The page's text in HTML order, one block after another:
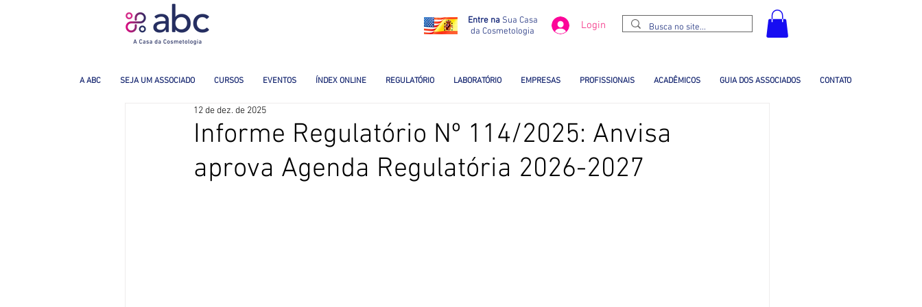
Entre na Sua Casa
da Cosmetologia
Login
A ABC SEJA UM ASSOCIADO CURSOS EVENTOS ÍNDEX ONLINE REGULATÓRIO LABORATÓRIO EMPRESAS PROFISSIONAIS ACADÊMICOS GUIA DOS ASSOCIADOS CONTATO
Informe Regulatório Nº 114/2025: Anvisa
aprova Agenda Regulatória 2026-2027
12 de dez. de 2025